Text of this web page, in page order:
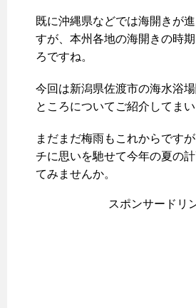
既に沖縄県などでは海開きが
すが、本州各地の海開きの時
ろですね。
今回は新潟県佐渡市の海水浴
ところについてご紹介してまい
まだまだ梅雨もこれからです
チに思いを馳せて今年の夏の
てみませんか。
スポンサードリ